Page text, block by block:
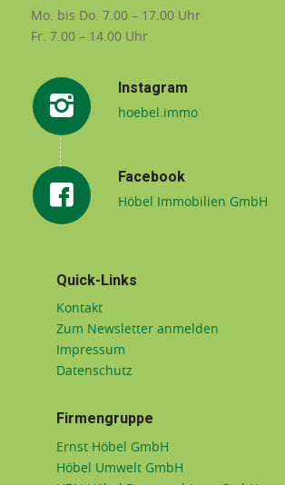
Mo. bis Do. 7.00 – 17.00 Uhr
Fr. 7.00 – 14.00 Uhr
Instagram
hoebel.immo
Facebook
Höbel Immobilien GmbH
Quick-Links
Kontakt
Zum Newsletter anmelden
Impressum
Datenschutz
Firmengruppe
Ernst Höbel GmbH
Höbel Umwelt GmbH